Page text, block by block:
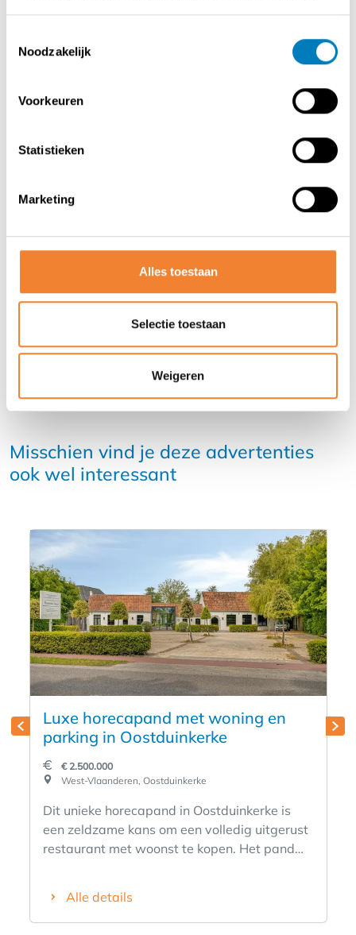
Noodzakelijk
Voorkeuren
Statistieken
Marketing
Alles toestaan
Selectie toestaan
Weigeren
Vrijheid van handelen: De zaak is vrij van
brouwerijverplichtingen. U beslist volledig zelf over uw
assortiment en leveranciers.
De combinatie van de ligging, de uitstekende staat van
het pand en de grote terrascapaciteit maken dit een
DEEL DEZE ADVERTENTIE
Misschien vind je deze advertenties
ook wel interessant
Luxe horecapand met woning en
parking in Oostduinkerke
€ 2.500.000
West-Vlaanderen, Oostduinkerke
Dit unieke horecapand in Oostduinkerke is
een zeldzame kans om een volledig uitgerust
restaurant met woonst te kopen. Het pand
een bloeiende zaak. De ligging langs een
belangrijke invalsweg in Oostduinkerke zorgt
Alle details